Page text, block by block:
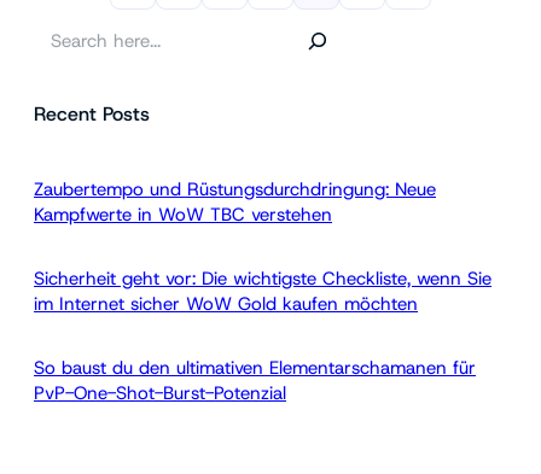
rRecent Posts
Zaubertempo und Rüstungsdurchdringung: Neue
Kampfwerte in WoW TBC verstehen
Sicherheit geht vor: Die wichtigste Checkliste, wenn Sie
im Internet sicher WoW Gold kaufen möchten
So baust du den ultimativen Elementarschamanen für
PvP-One-Shot-Burst-Potenzial